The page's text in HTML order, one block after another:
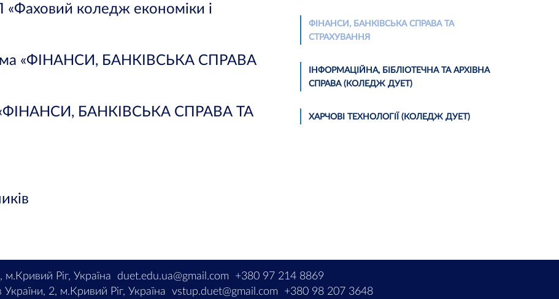
коледж економіки і
«ФІНАНСИ, БАНКІВСЬКА СПРАВА
«ФІНАНСИ, БАНКІВСЬКА СПРАВА ТА
ФІНАНСИ, БАНКІВСЬКА СПРАВА ТА
СТРАХУВАННЯ
ІНФОРМАЦІЙНА, БІБЛІОТЕЧНА ТА АРХІВНА
СПРАВА (КОЛЕДЖ ДУЕТ)
ХАРЧОВІ ТЕХНОЛОГІЇ (КОЛЕДЖ ДУЕТ)
Ріг, Україна duet.edu.ua@gmail.com
+380 97 214 8869
України, 2, м.Кривий Ріг, Україна vstup.duet@gmail.com +380 98 207 3648